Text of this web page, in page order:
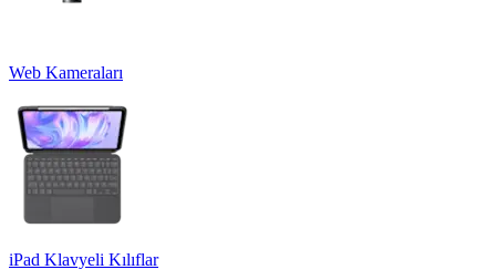
Web Kameraları
iPad Klavyeli Kılıflar